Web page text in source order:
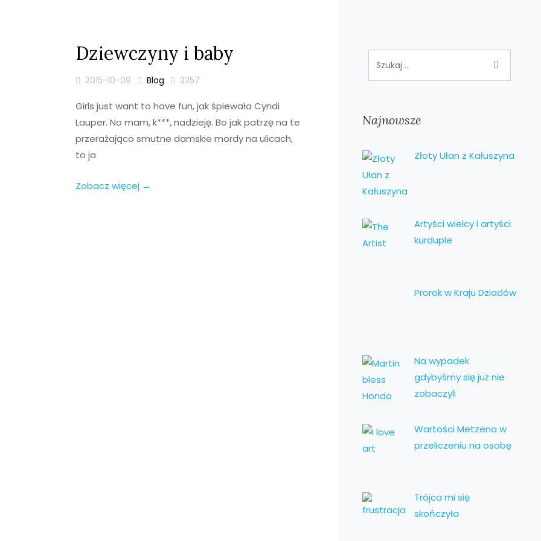
Dziewczyny i baby
2015-10-09 Blog 3257
Girls just want to have fun, jak śpiewała Cyndi
Lauper. No mam, k***, nadzieję. Bo jak patrzę na te
przerażająco smutne damskie mordy na ulicach,
to ja
Zobacz więcej →
Najnowsze
Złoty Ułan z Kałuszyna
Artyści wielcy i artyści
kurduple
Prorok w Kraju Dziadów
Na wypadek
gdybyśmy się już nie
zobaczyli
Wartości Metzena w
przeliczeniu na osobę
Trójca mi się
skończyła